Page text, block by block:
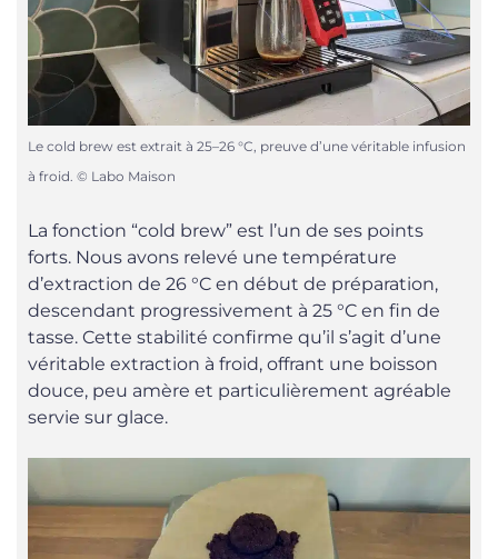
Le cold brew est extrait à 25–26 °C, preuve d’une véritable infusion
à froid. © Labo Maison
La fonction “cold brew” est l’un de ses points
forts. Nous avons relevé une température
d’extraction de 26 °C en début de préparation,
descendant progressivement à 25 °C en fin de
tasse. Cette stabilité confirme qu’il s’agit d’une
véritable extraction à froid, offrant une boisson
douce, peu amère et particulièrement agréable
servie sur glace.